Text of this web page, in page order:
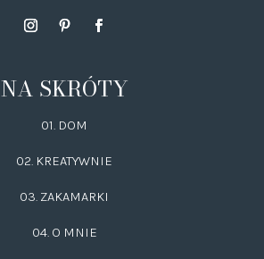
NA SKRÓTY
01. DOM
02. KREATYWNIE
03. ZAKAMARKI
04. O MNIE